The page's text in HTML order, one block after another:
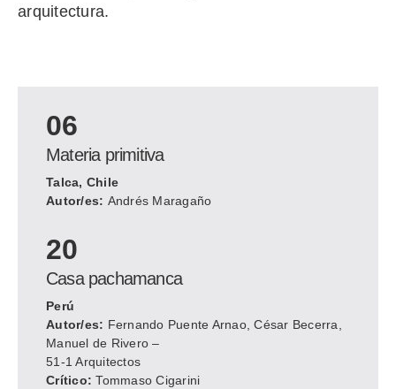
arquitectura.
06
Materia primitiva
Talca, Chile
Autor/es: Andrés Maragaño
20
Casa pachamanca
Perú
Autor/es: Fernando Puente Arnao, César Becerra,
Manuel de Rivero –
51-1 Arquitectos
Crítico: Tommaso Cigarini